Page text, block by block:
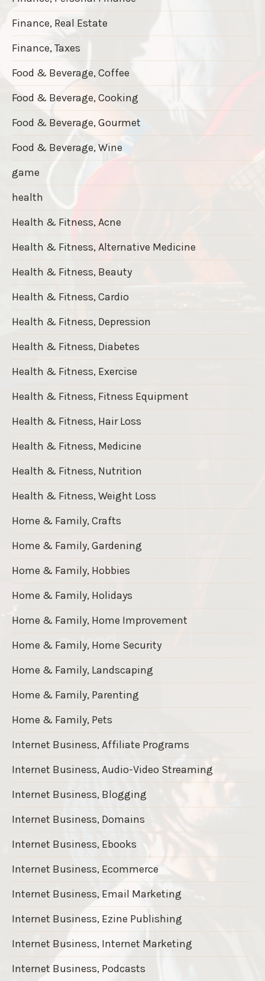
Finance, Real Estate
Finance, Taxes
Food & Beverage, Coffee
Food & Beverage, Cooking
Food & Beverage, Gourmet
Food & Beverage, Wine
game
health
Health & Fitness, Acne
Health & Fitness, Alternative Medicine
Health & Fitness, Beauty
Health & Fitness, Cardio
Health & Fitness, Depression
Health & Fitness, Diabetes
Health & Fitness, Exercise
Health & Fitness, Fitness Equipment
Health & Fitness, Hair Loss
Health & Fitness, Medicine
Health & Fitness, Nutrition
Health & Fitness, Weight Loss
Home & Family, Crafts
Home & Family, Gardening
Home & Family, Hobbies
Home & Family, Holidays
Home & Family, Home Improvement
Home & Family, Home Security
Home & Family, Landscaping
Home & Family, Parenting
Home & Family, Pets
Internet Business, Affiliate Programs
Internet Business, Audio-Video Streaming
Internet Business, Blogging
Internet Business, Domains
Internet Business, Ebooks
Internet Business, Ecommerce
Internet Business, Email Marketing
Internet Business, Ezine Publishing
Internet Business, Internet Marketing
Internet Business, Podcasts